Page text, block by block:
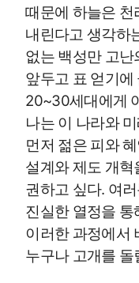
때문에 하늘은 천
내린다고 생각하
없는 백성만 고난
앞두고 표 얻기에
20~30세대에게
나는 이 나라와
먼저 젊은 피와
설계와 제도 개
권하고 싶다. 여
진실한 열정을
이러한 과정에서
누구나 고개를 돌